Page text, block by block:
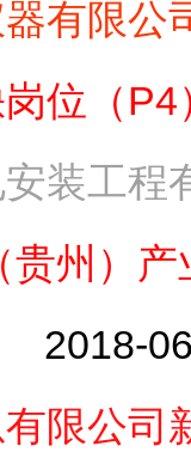
有限公
位（
装工程
州）
2018-
限公司